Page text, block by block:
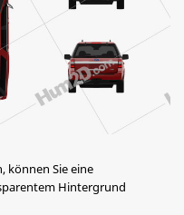
können Sie eine
Hintergrund